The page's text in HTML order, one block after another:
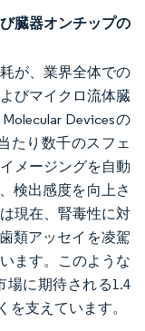
臓器オンチップの
が、業界全体での
びマイクロ流体臓
Devicesの
たり数千のスフェ
メージングを自動
検出感度を向上さ
現在、腎毒性に対
類アッセイを凌駕
ます。このような
場に期待される1.4
を支えています。